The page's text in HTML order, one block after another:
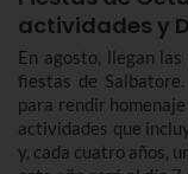
actividades y
En agosto, llegan
fiestas de
para rendir
actividades que
y, cada cuatro años,